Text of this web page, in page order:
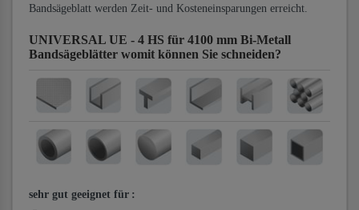
Bandsägeblatt werden Zeit- und Kosteneinsparungen erreicht.
UNIVERSAL UE - 4 HS für 4100 mm Bi-Metall
Bandsägeblätter womit können Sie schneiden?
sehr gut geeignet für :